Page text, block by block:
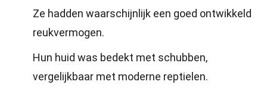
Ze hadden waarschijnlijk een goed ontwikkeld
reukvermogen.
Hun huid was bedekt met schubben,
vergelijkbaar met moderne reptielen.